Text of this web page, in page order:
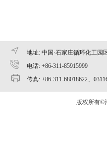
地址: 中国·石家庄循环化工园
电话: +86-311-85915999
传真: +86-311-68018622、
版权所有©